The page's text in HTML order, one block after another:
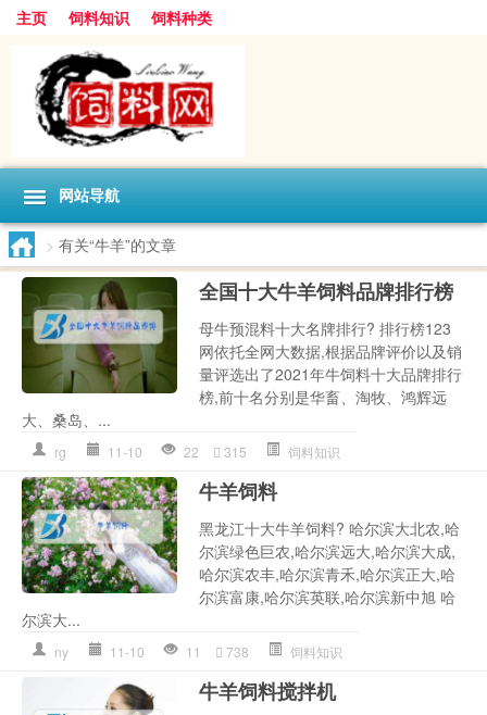
主页 饲料知识 饲料种类
网站导航
> 有关“牛羊”的文章
全国十大牛羊饲料品牌排行榜
母牛预混料十大名牌排行? 排行榜123
网依托全网大数据,根据品牌评价以及销
量评选出了2021年牛饲料十大品牌排行
榜,前十名分别是华畜、淘牧、鸿辉远
大、桑岛、...
rg 11-10 22 315 饲料知识
牛羊饲料
黑龙江十大牛羊饲料? 哈尔滨大北农,哈
尔滨绿色巨农,哈尔滨远大,哈尔滨大成,
哈尔滨农丰,哈尔滨青禾,哈尔滨正大,哈
尔滨富康,哈尔滨英联,哈尔滨新中旭 哈
尔滨大...
ny 11-10 11 738 饲料知识
牛羊饲料搅拌机